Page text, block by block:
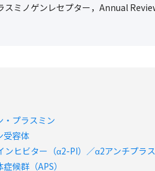
スミノゲンレセプター，Annual
・プラスミン
受容体
ンヒビター（α2-PI）／α2アンチプラス
候群（APS）